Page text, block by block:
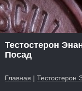
Тестостерон
Посад
Главная | Тестостерон